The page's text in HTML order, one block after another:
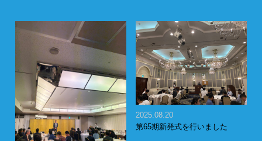
2025.08.20
第65期新発式を行いました